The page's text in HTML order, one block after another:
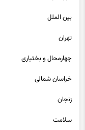
بازار مالی
بین الملل
تهران
چهارمحال و بختیاری
خراسان شمالی
زنجان